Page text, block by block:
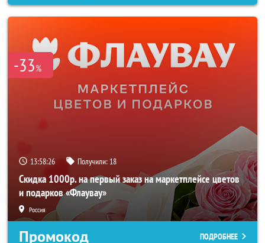
-33%
13:58:24 Получили: 18
Скидка 1000р. на первый заказ на маркетплейсе цветов
и подарков «Флаувау»
Россия
Промокод ПОДРОБНЕЕ